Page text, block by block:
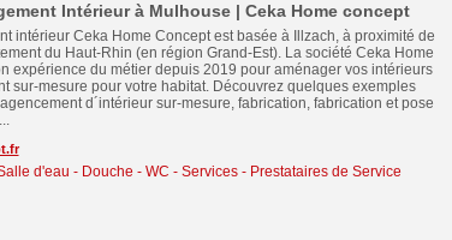
Intérieur à Mulhouse | Ceka Home concept
intérieur Ceka Home Concept est basée à Illzach, à proximité de
du Haut-Rhin (en région Grand-Est). La société Ceka Home
expérience du métier depuis 2019 pour aménager vos intérieurs
sur-mesure pour votre habitat. Découvrez quelques exemples
d´intérieur sur-mesure, fabrication, fabrication et pose
d'eau - Douche - WC - Services - Prestataires de Service